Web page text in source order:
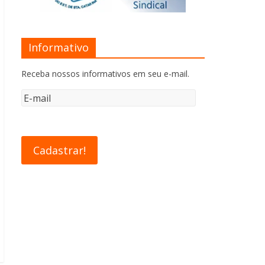
Informativo
Receba nossos informativos em seu e-mail.